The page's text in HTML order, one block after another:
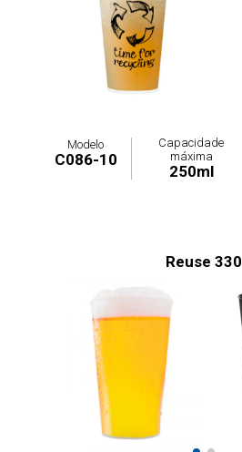
Modelo
C086-10
Capacidade
máxima
250ml
Reuse 330